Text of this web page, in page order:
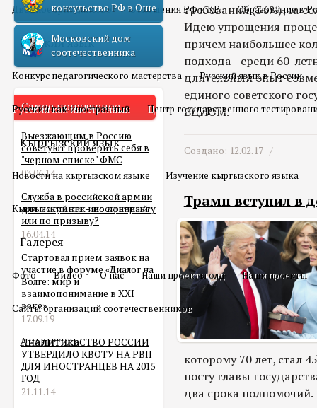
Двойное гражданство Отношения РФ и КР Образование в
Русский язык
Конкурс педагогического мастерства Русский язык в России
Русский как иностранный Центр государственного
Кыргызский язык
Новости на кыргызском языке Изучение кыргызского языка
Кыргызский как иностранный
Галерея
Фото Видео О нас Наши проекты олд Наши проекты
Сайты организаций соотечественников
Аналитика
консульство РФ в Оше
Московский дом
соотечественника
Самое популярное
Выезжающим в Россию
советуют проверить себя в
"черном списке" ФМС
03.06.14
Служба в российской армии
для мигранта – по контракту
или по призыву?
16.04.14
Стартовал прием заявок на
участие в форуме «Диалог на
Волге: мир и
взаимопонимание в XXI
веке»
17.09.19
ПРАВИТЕЛЬСТВО РОССИИ
УТВЕРДИЛО КВОТУ НА РВП
ДЛЯ ИНОСТРАНЦЕВ НА 2015
ГОД
21.11.14
требований (36%), за
Идею упрощения
причем наибольшее
подхода - среди 60-
длительный опыт
единого советского
ВЦИОМ.
Создано: 12.02.17 /
Трамп вступил в
которому 70 лет, стал
посту главы
два срока полномочий.